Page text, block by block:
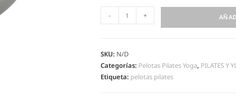
- +
SKU: N/D
Categorías: Pelotas Pilates Yoga, PILATES Y
Etiqueta: pelotas pilates